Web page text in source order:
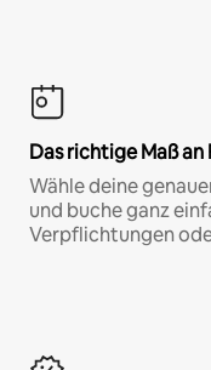
Das richtige Maß
Wähle deine
und buche ganz
Verpflichtungen